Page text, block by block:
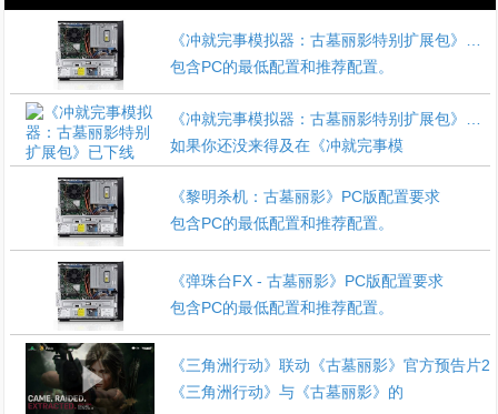
包含PC的最低配置和推荐配置。
如果你还没来得及在《冲就完事模
《黎明杀机：古墓丽影》PC版配置要求
包含PC的最低配置和推荐配置。
《弹珠台FX - 古墓丽影》PC版配置要求
包含PC的最低配置和推荐配置。
《三角洲行动》联动《古墓丽影》官方预告片2
《三角洲行动》与《古墓丽影》的